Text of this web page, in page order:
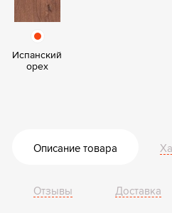
Испанский
орех
Описание товара
Отзывы Доставка